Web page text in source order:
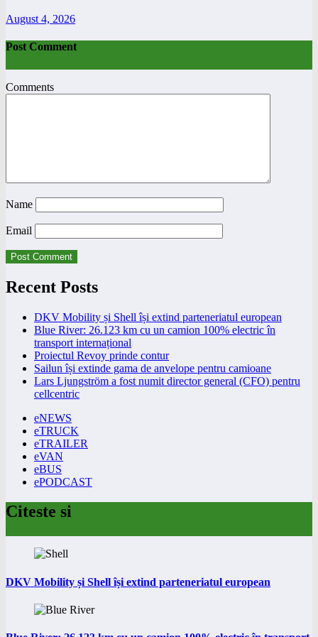
August 4, 2026
Post Comment
Comments
Name
Email
Recent Posts
DKV Mobility și Shell își extind parteneriatul european
Blue River: 26.123 km cu un camion 100% electric în
transport internațional
Proiectul Revoy prinde contur
Sailun își extinde gama de anvelope pentru camioane
Lars Ljungström a fost numit director general (CFO) pentru
cellcentric
eNEWS
eTRUCK
eTRAILER
eVAN
eBUS
ePODCAST
Citeste si
DKV Mobility și Shell își extind parteneriatul european